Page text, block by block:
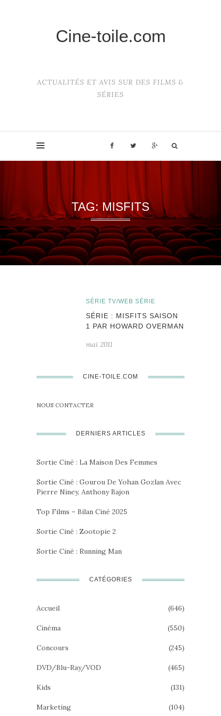
Cine-toile.com
ACTUALITÉS ET AVIS SUR DES FILMS &
SÉRIES
TAG: MISFITS
SÉRIE TV/WEB SÉRIE
SÉRIE : MISFITS SAISON
1 PAR HOWARD OVERMAN
mai 2011
CINE-TOILE.COM
NOUS CONTACTER
DERNIERS ARTICLES
Sortie Ciné : La Maison Des Femmes
Sortie Ciné : Gourou De Yohan Gozlan Avec
Pierre Niney, Anthony Bajon
Top Films – Bilan Ciné 2025
Sortie Ciné : Zootopie 2
Sortie Ciné : Running Man
CATÉGORIES
Accueil (646)
Cinéma (550)
Concours (245)
DVD/Blu-Ray/VOD (465)
Kids (131)
Marketing (104)